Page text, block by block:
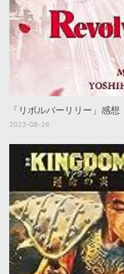
「リボルバーリリー」感想
2023-08-26